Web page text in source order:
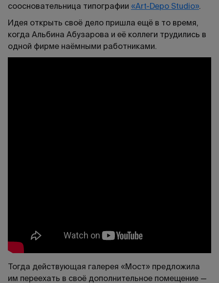
соосновательница типографии «Art-Depo Studio».
Идея открыть своё дело пришла ещё в то время,
когда Альбина Абузарова и её коллеги трудились в
одной фирме наёмными работниками.
Тогда действующая галерея «Мост» предложила
им переехать в своё дополнительное помещение —